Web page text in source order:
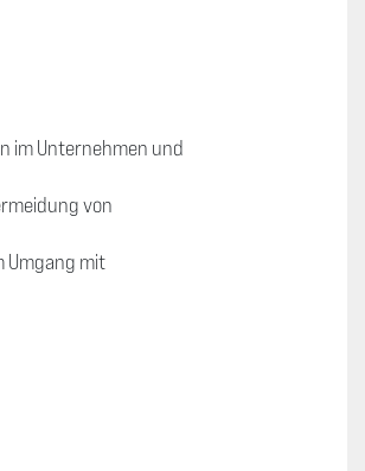
im Unternehmen und
von
Umgang mit